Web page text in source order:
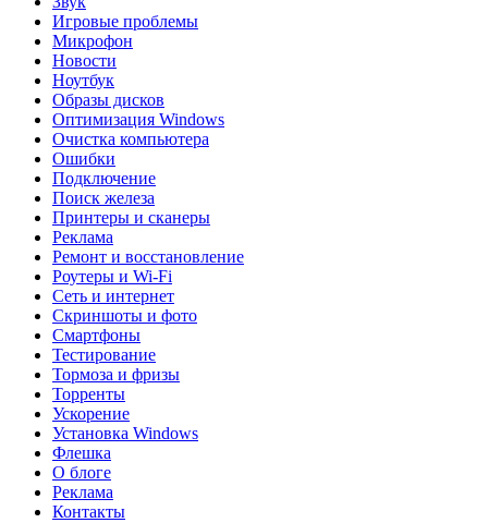
Игровые проблемы
Микрофон
Новости
Ноутбук
Образы дисков
Оптимизация Windows
Очистка компьютера
Ошибки
Подключение
Поиск железа
Принтеры и сканеры
Реклама
Ремонт и восстановление
Роутеры и Wi-Fi
Сеть и интернет
Скриншоты и фото
Смартфоны
Тестирование
Тормоза и фризы
Торренты
Ускорение
Установка Windows
Флешка
О блоге
Реклама
Контакты